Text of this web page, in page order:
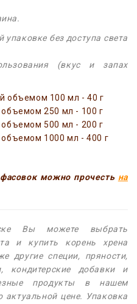
без доступа света
(вкус и запах
объемом 100 мл - 40 г
объемом 250 мл - 100 г
объемом 500 мл - 200 г
объемом 1000 мл - 400 г
можно прочесть на
Вы можете выбрать
и купить корень хрена
другие специи, пряности,
кондитерские добавки и
продукты в нашем
актуальной цене. Упаковка